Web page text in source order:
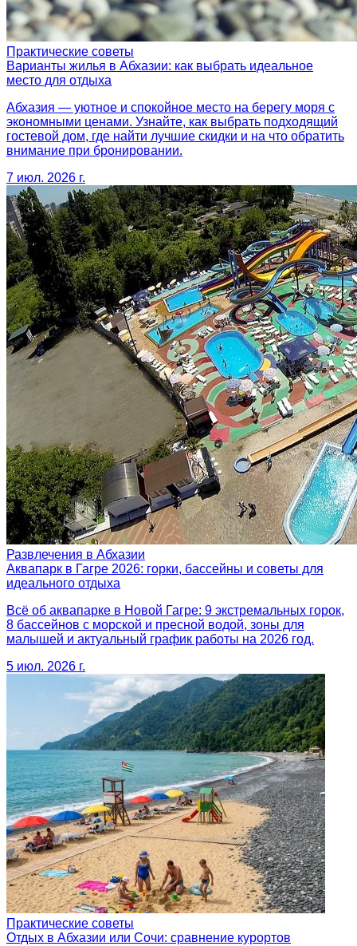
Практические советы
Варианты жилья в Абхазии: как выбрать идеальное
место для отдыха
Абхазия — уютное и спокойное место на берегу моря с
экономными ценами. Узнайте, как выбрать подходящий
гостевой дом, где найти лучшие скидки и на что обратить
внимание при бронировании.
7 июл. 2026 г.
Развлечения в Абхазии
Аквапарк в Гагре 2026: горки, бассейны и советы для
идеального отдыха
Всё об аквапарке в Новой Гагре: 9 экстремальных горок,
8 бассейнов с морской и пресной водой, зоны для
малышей и актуальный график работы на 2026 год.
5 июл. 2026 г.
Практические советы
Отдых в Абхазии или Сочи: сравнение курортов